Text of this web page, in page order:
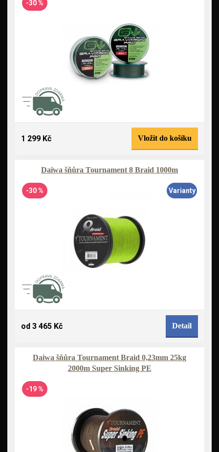
-30 %
1 299 Kč Vložit do košíku
Daiwa šňůra Tournament 8 Braid 1000m
-30 % Varianty
od 3 465 Kč Detail
Daiwa šňůra Tournament Braid 0,23mm 25kg
2000m Super Sinking PE
-19 %